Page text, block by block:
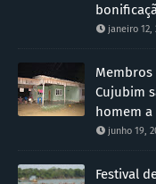
janeiro 12,
Cujubim
homem
junho 19,
Festival